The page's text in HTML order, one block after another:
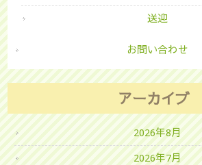
送迎
お問い合わせ
アーカイブ
2026年8月
2026年7月